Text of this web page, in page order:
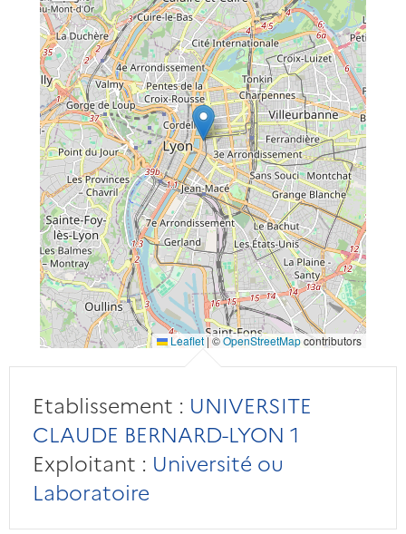
Leaflet|©OpenStreetMapcontributors
Etablissement : UNIVERSITE
CLAUDE BERNARD-LYON 1
Exploitant : Université ou
Laboratoire